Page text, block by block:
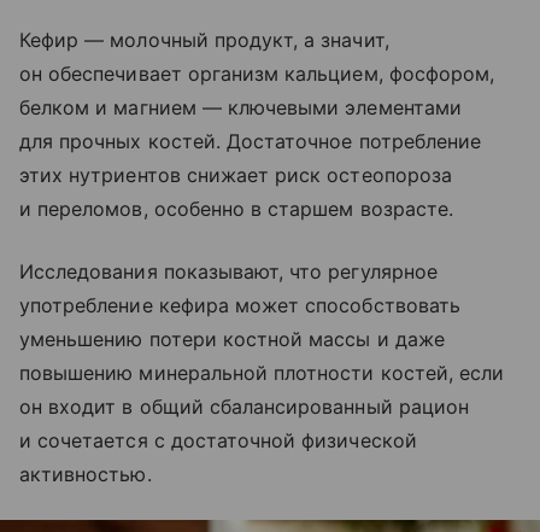
Кефир — молочный продукт, а значит,
он обеспечивает организм кальцием, фосфором,
белком и магнием — ключевыми элементами
для прочных костей. Достаточное потребление
этих нутриентов снижает риск остеопороза
и переломов, особенно в старшем возрасте.
Исследования показывают, что регулярное
употребление кефира может способствовать
уменьшению потери костной массы и даже
повышению минеральной плотности костей, если
он входит в общий сбалансированный рацион
и сочетается с достаточной физической
активностью.